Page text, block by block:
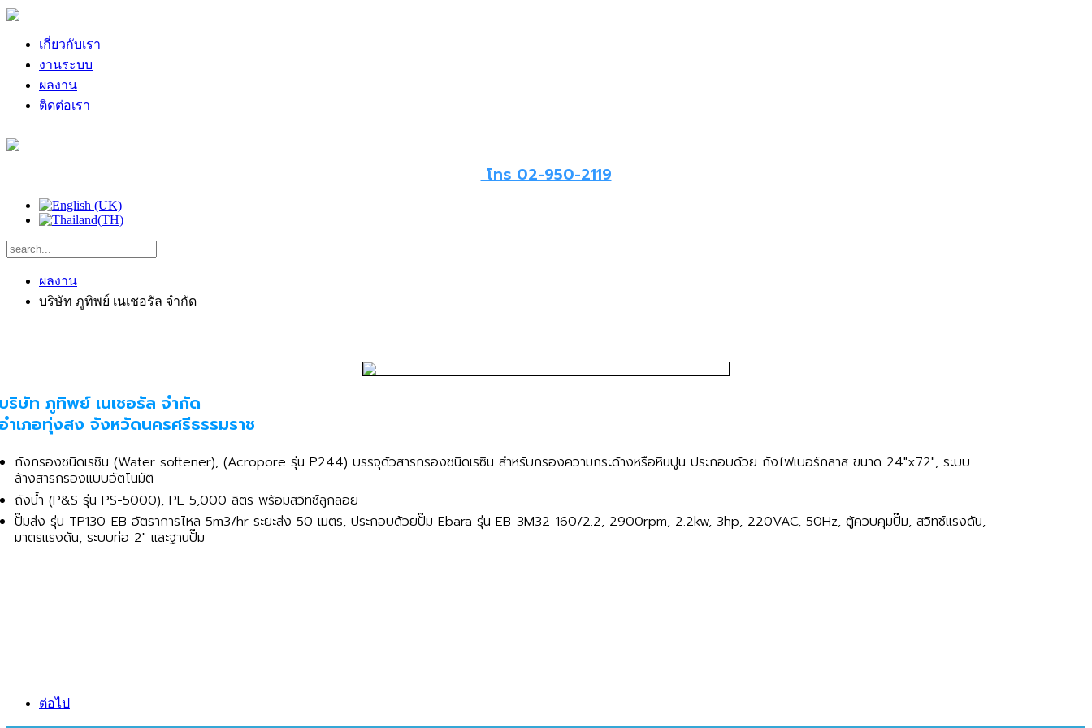
เกี่ยวกับเรา
งานระบบ
ผลงาน
ติดต่อเรา
โทร 02-950-2119
ผลงาน
บริษัท ภูทิพย์ เนเชอรัล จำกัด
ริษัท ภูทิพย์ เนเชอรัล จำกัด
ำเภอทุ่งสง จังหวัดนครศรีธรรมราช
ถังกรองชนิดเรซิน (Water softener), (Acropore รุ่น P244) บรรจุด้วสารกรองชนิดเรซิน สำหรับกรองความกระด้างหรือหินปูน ประกอบด้วย ถังไฟเบอร์กลาส ขนาด 24"x72", ระบบ
ล้างสารกรองแบบอัตโนมัติ
ถังน้ำ (P&S รุ่น PS-5000), PE 5,000 ลิตร พร้อมสวิทซ์ลูกลอย
ปั๊มส่ง รุ่น TP130-EB อัตราการไหล 5m3/hr ระยะส่ง 50 เมตร, ประกอบด้วยปั๊ม Ebara รุ่น EB-3M32-160/2.2, 2900rpm, 2.2kw, 3hp, 220VAC, 50Hz, ตู้ควบคุมปั๊ม, สวิทช์แรงดัน,
มาตรแรงดัน, ระบบท่อ 2" และฐานปั๊ม
ต่อไป